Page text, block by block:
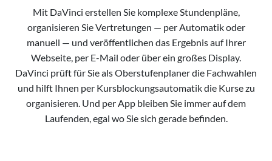
Mit DaVinci erstellen Sie komplexe Stundenpläne,
organisieren Sie Vertretungen — per Automatik oder
manuell — und veröffentlichen das Ergebnis auf Ihrer
Webseite, per E-Mail oder über ein großes Display.
DaVinci prüft für Sie als Oberstufenplaner die Fachwahlen
und hilft Ihnen per Kursblockungsautomatik die Kurse zu
organisieren. Und per App bleiben Sie immer auf dem
Laufenden, egal wo Sie sich gerade befinden.